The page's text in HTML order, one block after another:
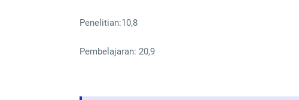
Penelitian:10,8
Pembelajaran: 20,9